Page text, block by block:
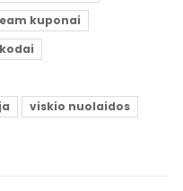
kuponai
viskio nuolaidos